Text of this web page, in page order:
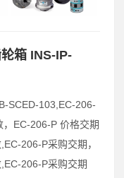
箱 INS-IP-
SCED-103,EC-206-
EC-206-P 价格交期
206-P采购交期，
206-P采购交期